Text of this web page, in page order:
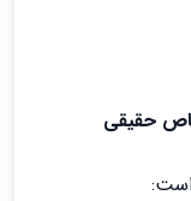
حقیقی
است: